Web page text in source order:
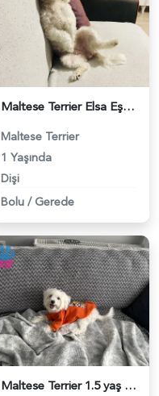
Maltese Terrier Elsa Eş Arıyor - 118983158
Maltese Terrier
1 Yaşında
Dişi
Bolu / Gerede
Maltese Terrier 1.5 yaş Erkek acil eş - 118983107